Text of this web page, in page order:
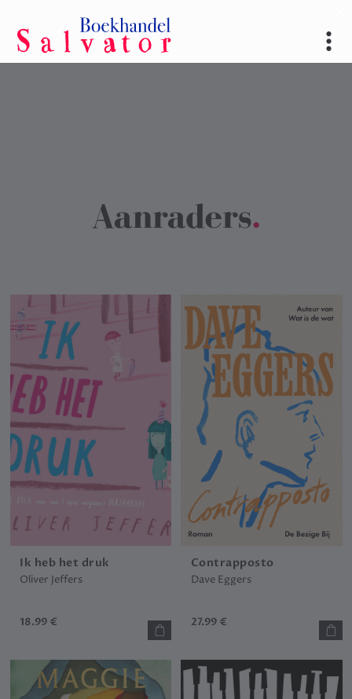
Aanraders.
Ik heb het druk
Oliver Jeffers
18.99 €
Contrapposto
Dave Eggers
27.99 €